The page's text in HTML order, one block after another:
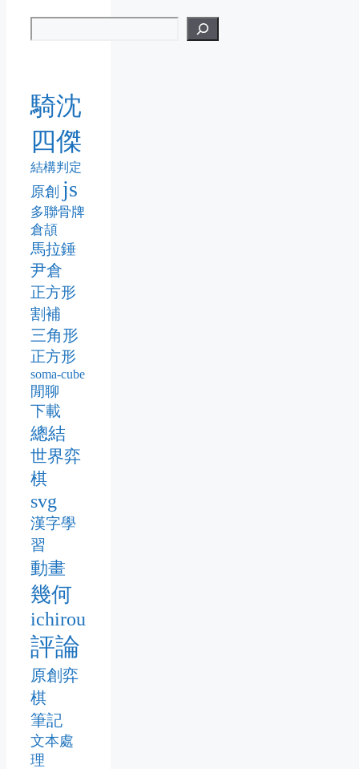
騎沈
四傑
結構判定
原創 js
多聯骨牌
倉頡
馬拉錘
尹倉
正方形
割補
三角形
正方形
soma-cube
閒聊
下載
總結
世界弈
棋
svg
漢字學
習
動畫
幾何
ichirou
評論
原創弈
棋
筆記
文本處
理